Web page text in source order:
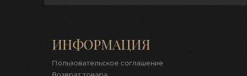
ИНФОРМАЦИЯ
Пользовательское соглашение